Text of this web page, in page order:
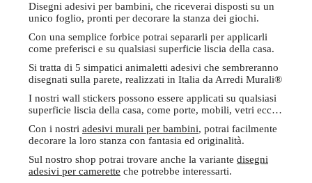
Disegni adesivi per bambini, che riceverai disposti su un
unico foglio, pronti per decorare la stanza dei giochi.
Con una semplice forbice potrai separarli per applicarli
come preferisci e su qualsiasi superficie liscia della casa.
Si tratta di 5 simpatici animaletti adesivi che sembreranno
disegnati sulla parete, realizzati in Italia da Arredi Murali®
I nostri wall stickers possono essere applicati su qualsiasi
superficie liscia della casa, come porte, mobili, vetri ecc…
Con i nostri adesivi murali per bambini, potrai facilmente
decorare la loro stanza con fantasia ed originalità.
Sul nostro shop potrai trovare anche la variante disegni
adesivi per camerette che potrebbe interessarti.